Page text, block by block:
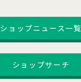
ショップニュース一覧
ショップサーチ